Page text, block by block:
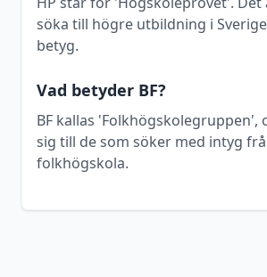
söka till högre utbildning i
betyg.
Vad betyder BF?
BF kallas 'Folkhögskolegruppen',
sig till de som söker med intyg
folkhögskola.